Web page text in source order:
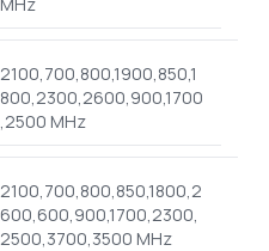
2100,700,800,1900,850,1
800,2300,2600,900,1700
,2500 MHz
2100,700,800,850,1800,2
600,600,900,1700,2300,
2500,3700,3500 MHz